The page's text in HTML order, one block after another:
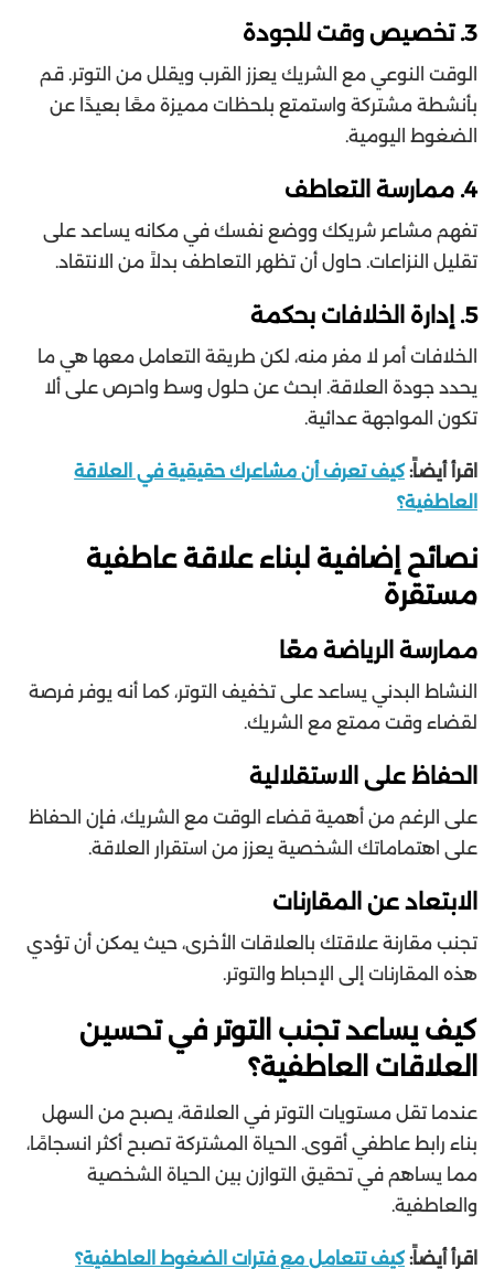
3. تخصيص وقت للجودة
الوقت النوعي مع الشريك يعزز القرب ويقلل من التوتر. قم
بأنشطة مشتركة واستمتع بلحظات مميزة معًا بعيدًا عن
الضغوط اليومية.
4. ممارسة التعاطف
تفهم مشاعر شريكك ووضع نفسك في مكانه يساعد على
تقليل النزاعات. حاول أن تظهر التعاطف بدلاً من الانتقاد.
5. إدارة الخلافات بحكمة
الخلافات أمر لا مفر منه، لكن طريقة التعامل معها هي ما
يحدد جودة العلاقة. ابحث عن حلول وسط واحرص على ألا
تكون المواجهة عدائية.
اقرأ أيضاً: كيف تعرف أن مشاعرك حقيقية في العلاقة
العاطفية؟
نصائح إضافية لبناء علاقة عاطفية
مستقرة
ممارسة الرياضة معًا
النشاط البدني يساعد على تخفيف التوتر، كما أنه يوفر فرصة
لقضاء وقت ممتع مع الشريك.
الحفاظ على الاستقلالية
على الرغم من أهمية قضاء الوقت مع الشريك، فإن الحفاظ
على اهتماماتك الشخصية يعزز من استقرار العلاقة.
الابتعاد عن المقارنات
تجنب مقارنة علاقتك بالعلاقات الأخرى، حيث يمكن أن تؤدي
هذه المقارنات إلى الإحباط والتوتر.
كيف يساعد تجنب التوتر في تحسين
العلاقات العاطفية؟
عندما تقل مستويات التوتر في العلاقة، يصبح من السهل
بناء رابط عاطفي أقوى. الحياة المشتركة تصبح أكثر انسجامًا،
مما يساهم في تحقيق التوازن بين الحياة الشخصية
والعاطفية.
اقرأ أيضاً: كيف تتعامل مع فترات الضغوط العاطفية؟